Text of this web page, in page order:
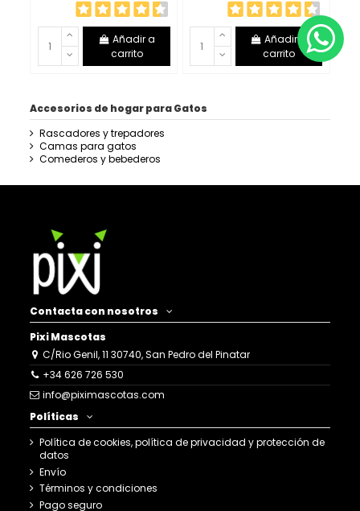
Añadir a
carrito
Añadir a
carrito
Accesorios de hogar para Gatos
Rascadores y trepadores
Camas para gatos
Comederos y bebederos
Contacta con nosotros
Pixi Mascotas
C/Rio Genil, 11 30740, San Pedro del Pinatar
+34 626 726 530
info@piximascotas.com
Políticas
Política de cookies, política de privacidad y protección de
datos
Envío
Términos y condiciones
Pago seguro